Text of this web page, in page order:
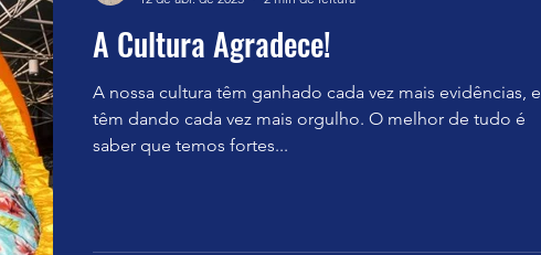
A Cultura Agradece!
A nossa cultura têm ganhado cada vez mais evidências, e
têm dando cada vez mais orgulho. O melhor de tudo é
saber que temos fortes...